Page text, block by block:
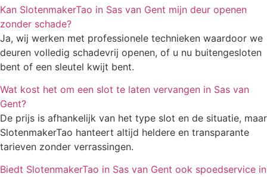
Kan SlotenmakerTao in Sas van Gent mijn deur openen
zonder schade?
Ja, wij werken met professionele technieken waardoor we
deuren volledig schadevrij openen, of u nu buitengesloten
bent of een sleutel kwijt bent.
Wat kost het om een slot te laten vervangen in Sas van
Gent?
De prijs is afhankelijk van het type slot en de situatie, maar
SlotenmakerTao hanteert altijd heldere en transparante
tarieven zonder verrassingen.
Biedt SlotenmakerTao in Sas van Gent ook spoedservice in